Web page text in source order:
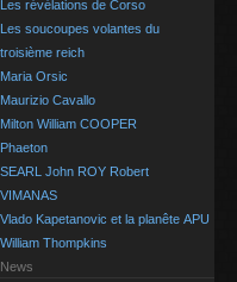
Les révélations de Corso
Les soucoupes volantes du
troisième reich
Maria Orsic
Maurizio Cavallo
Milton William COOPER
Phaeton
SEARL John ROY Robert
VIMANAS
Vlado Kapetanovic et la planête APU
William Thompkins
News